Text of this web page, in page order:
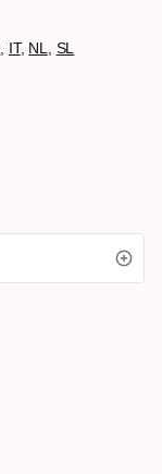
IT, NL SL